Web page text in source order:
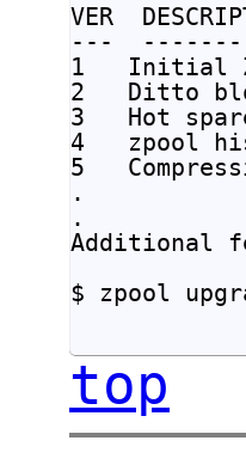
VER
---
1   Initial
2   Ditto
3   Hot
4   zpool
5
.
.
Additional
$ zpool
top